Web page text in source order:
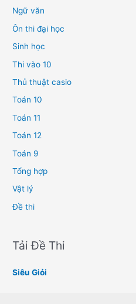
Ngữ văn
Ôn thi đại học
Sinh học
Thi vào 10
Thủ thuật casio
Toán 10
Toán 11
Toán 12
Toán 9
Tổng hợp
Vật lý
Đề thi
Tải Đề Thi
Siêu Giỏi